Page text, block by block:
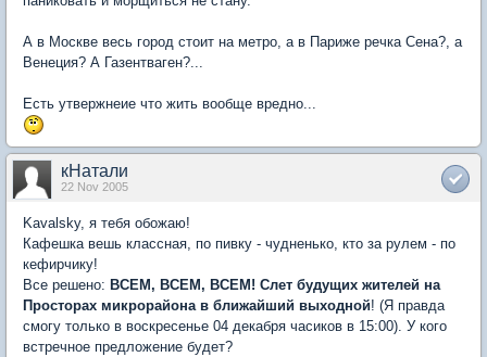
А в Москве весь город стоит на метро, а в Париже речка Сена?, а
Венеция? А Газентваген?...
Есть утвержнеие что жить вообще вредно...
кНатали
22 Nov 2005
Kavalsky, я тебя обожаю!
Кафешка вешь классная, по пивку - чудненько, кто за рулем - по
кефирчику!
Все решено: ВСЕМ, ВСЕМ, ВСЕМ! Слет будущих жителей на
Просторах микрорайона в ближайший выходной! (Я правда
смогу только в воскресенье 04 декабря часиков в 15:00). У кого
встречное предложение будет?